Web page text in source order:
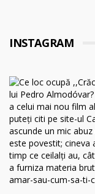
INSTAGRAM